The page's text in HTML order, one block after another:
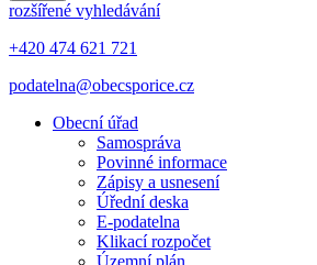
rozšířené vyhledávání
+420 474 621 721
podatelna@obecsporice.cz
Obecní úřad
Samospráva
Povinné informace
Zápisy a usnesení
Úřední deska
E-podatelna
Klikací rozpočet
Územní plán